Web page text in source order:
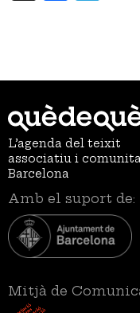
L’agenda del teixit
associatiu i
Barcelona
Amb el suport de:
Mitjà de